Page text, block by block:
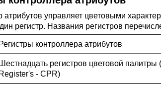
атрибутов управляет цветовыми
регистр. Названия регистров
Регистры контроллера атрибутов
Шестнадцать регистров цветовой палитры
Register's - CPR)